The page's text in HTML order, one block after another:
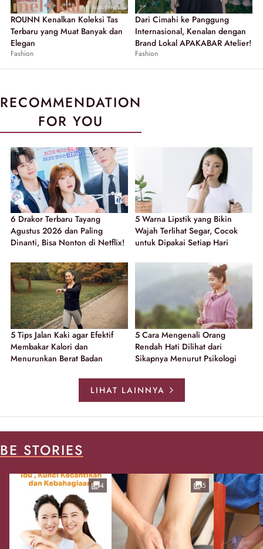
ROUNN Kenalkan Koleksi Tas
Terbaru yang Muat Banyak dan
Elegan
Fashion
Dari Cimahi ke Panggung
Internasional, Kenalan dengan
Brand Lokal APAKABAR Atelier!
Fashion
RECOMMENDATION
FOR YOU
6 Drakor Terbaru Tayang
Agustus 2026 dan Paling
Dinanti, Bisa Nonton di Netflix!
5 Warna Lipstik yang Bikin
Wajah Terlihat Segar, Cocok
untuk Dipakai Setiap Hari
5 Tips Jalan Kaki agar Efektif
Membakar Kalori dan
Menurunkan Berat Badan
5 Cara Mengenali Orang
Rendah Hati Dilihat dari
Sikapnya Menurut Psikologi
LIHAT LAINNYA
BE STORIES
4 5